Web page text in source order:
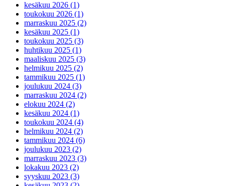
kesäkuu 2026 (1)
toukokuu 2026 (1)
marraskuu 2025 (2)
kesäkuu 2025 (1)
toukokuu 2025 (3)
huhtikuu 2025 (1)
maaliskuu 2025 (3)
helmikuu 2025 (2)
tammikuu 2025 (1)
joulukuu 2024 (3)
marraskuu 2024 (2)
elokuu 2024 (2)
kesäkuu 2024 (1)
toukokuu 2024 (4)
helmikuu 2024 (2)
tammikuu 2024 (6)
joulukuu 2023 (2)
marraskuu 2023 (3)
lokakuu 2023 (2)
syyskuu 2023 (3)